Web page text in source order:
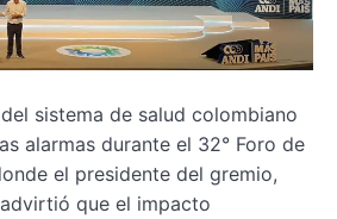
sistema de salud colombiano
alarmas durante el 32° Foro de
el presidente del gremio,
que el impacto